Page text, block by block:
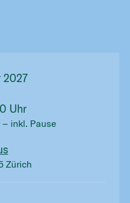
2027
Uhr
– inkl. Pause
Zürich